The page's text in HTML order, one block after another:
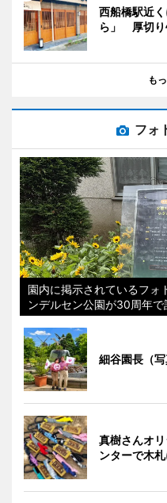
西船橋駅近
ら」 厚切り
も
フォ
園内に掲示されているフォ
ンデルセン公園が30周年で
細谷園長（
真樹さんオ
ンターで木